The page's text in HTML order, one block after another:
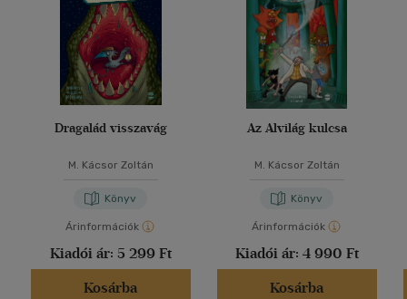
Dragalád visszavág
M. Kácsor Zoltán
Könyv
Árinformációk
Kiadói ár: 5 299 Ft
Kosárba
Az Alvilág kulcsa
M. Kácsor Zoltán
Könyv
Árinformációk
Kiadói ár: 4 990 Ft
Kosárba